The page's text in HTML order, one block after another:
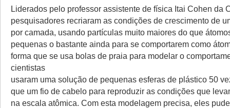
Liderados pelo professor assistente de física Itai Cohen da
pesquisadores recriaram as condições de crescimento de
por camada, usando partículas muito maiores do que
pequenas o bastante ainda para se comportarem como
forma que se usa bolas de praia para modelar o
cientistas
usaram uma solução de pequenas esferas de plástico 50
que um fio de cabelo para reproduzir as condições que
na escala atômica. Com esta modelagem precisa, eles